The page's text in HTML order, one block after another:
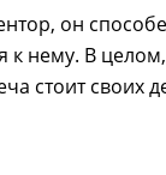
он
к нему. В целом,
стоит своих